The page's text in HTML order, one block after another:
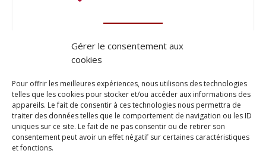
Gérer le consentement aux
cookies
Pour offrir les meilleures expériences, nous utilisons des technologies
telles que les cookies pour stocker et/ou accéder aux informations des
appareils. Le fait de consentir à ces technologies nous permettra de
traiter des données telles que le comportement de navigation ou les ID
uniques sur ce site. Le fait de ne pas consentir ou de retirer son
consentement peut avoir un effet négatif sur certaines caractéristiques
et fonctions.